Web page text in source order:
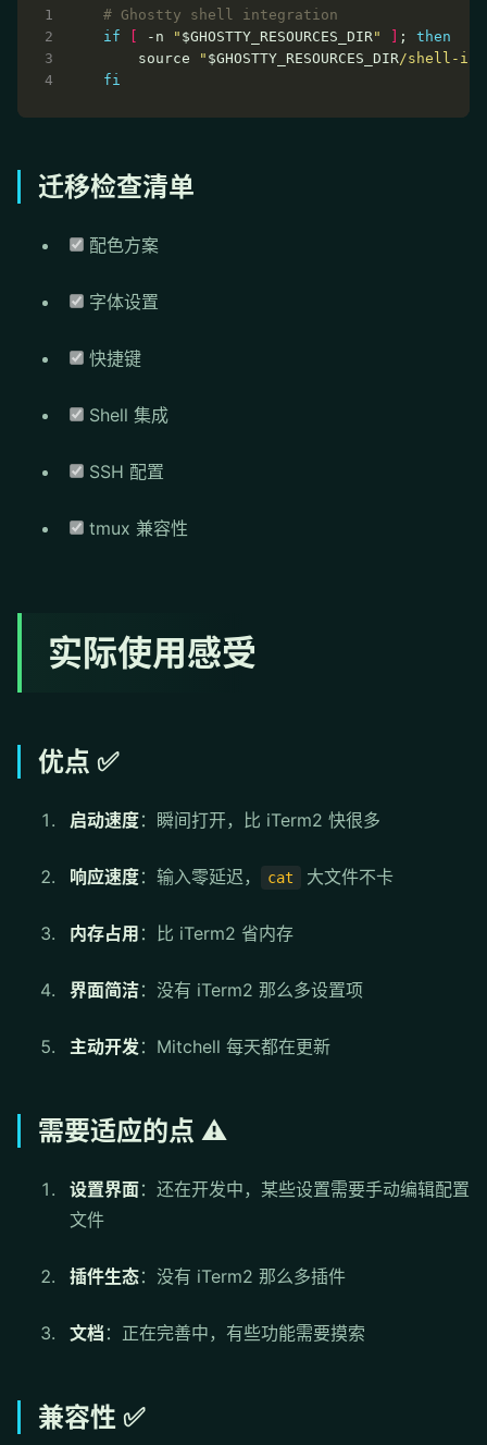
# Ghostty shell integration
if
-n " $GHOSTTY_RESOURCES_DIR " ; then
    source
" $GHOSTTY_RESOURCES_DIR /shell-
fi
迁移检查清单
配色方案
字体设置
快捷键
Shell 集成
SSH 配置
tmux 兼容性
实际使用感受
优点 ✅
启动速度：瞬间打开，比 iTerm2 快很多
响应速度：输入零延迟， cat 大文件不卡
内存占用 ：比 iTerm2 省内存
界面简洁：没有 iTerm2 那么多设置项
主动开发：Mitchell 每天都在更新
需要适应的点 ⚠️
设置界面：还在开发中，某些设置需要手动编辑配置
文件
插件生态：没有 iTerm2 那么多插件
文档 ：正在完善中，有些功能需要摸索
兼容性 ✅